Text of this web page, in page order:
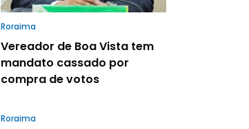
Roraima
Vereador de Boa Vista tem
mandato cassado por
compra de votos
Roraima